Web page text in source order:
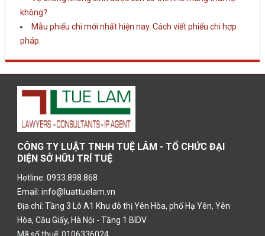
không?
Mẫu phiếu chi mới nhất hiện nay. Cách viết phiếu chi hợp
pháp.
CÔNG TY LUẬT TNHH TUỆ LÂM - TỔ CHỨC ĐẠI
DIỆN SỞ HỮU TRÍ TUỆ
Hotline: 0933.898.868
Email: info@luattuelam.vn
Địa chỉ: Tầng 3 Lô A1 Khu đô thị Yên Hòa, phố Hạ Yên, Yên
Hòa, Cầu Giấy, Hà Nội - Tầng 1 BIDV